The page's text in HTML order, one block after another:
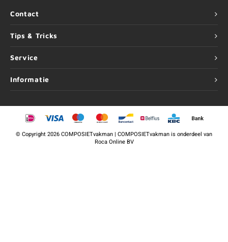
Contact
Tips & Tricks
Service
Informatie
©Copyright2026 COMPOSIETvakman | COMPOSIETvakman is onderdeel van
Roca Online BV